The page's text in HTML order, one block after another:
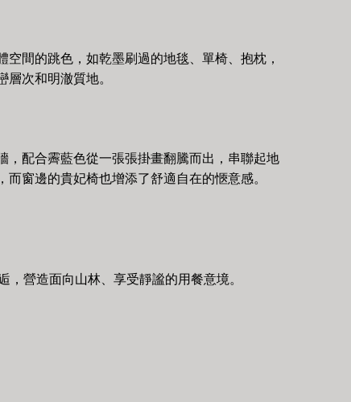
間的跳色，如乾墨刷過的地毯、單椅、抱枕，
次和明澈質地。
配合霽藍色從一張張掛畫翻騰而出，串聯起地
窗邊的貴妃椅也增添了舒適自在的愜意感。
營造面向山林、享受靜謐的用餐意境。